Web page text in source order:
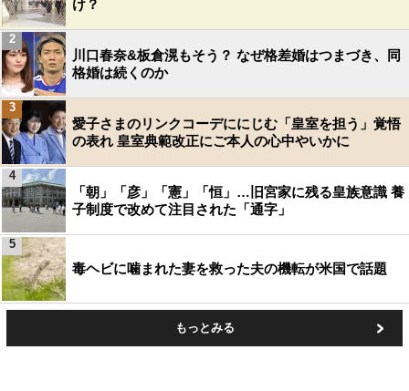
け？
川口春奈&板倉滉もそう？ なぜ格差婚はつまづき、同
格婚は続くのか
2
愛子さまのリンクコーデににじむ「皇室を担う」覚悟
の表れ 皇室典範改正にご本人の心中やいかに
3
「朝」「彦」「憲」「恒」…旧宮家に残る皇族意識 養
子制度で改めて注目された「通字」
4
毒ヘビに噛まれた妻を救った夫の機転が米国で話題
5
もっとみる